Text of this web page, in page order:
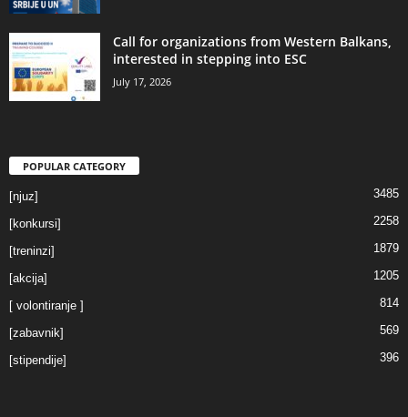
Call for organizations from Western Balkans,
interested in stepping into ESC
July 17, 2026
POPULAR CATEGORY
[njuz] 3485
[konkursi] 2258
[treninzi] 1879
[akcija] 1205
[ volontiranje ] 814
[zabavnik] 569
[stipendije] 396